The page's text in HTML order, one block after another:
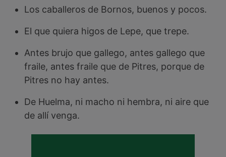
Los caballeros de Bornos, buenos y pocos.
El que quiera higos de Lepe, que trepe.
Antes brujo que gallego, antes gallego que
fraile, antes fraile que de Pitres, porque de
Pitres no hay antes.
De Huelma, ni macho ni hembra, ni aire que
de allí venga.